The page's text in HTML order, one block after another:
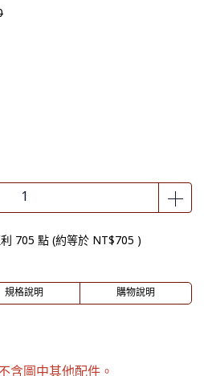
705 點 (約等於 NT$705 )
規格說明 購物說明
含圖中其他配件。